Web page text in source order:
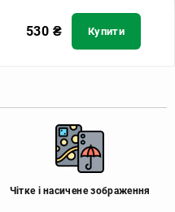
530 ₴ Купити
Чітке і насичене зображення